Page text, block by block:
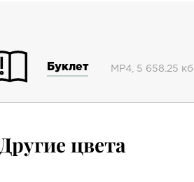
Буклет MP4, 5 658.25 кб
Другие цвета